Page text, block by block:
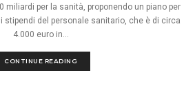
miliardi per la sanità, proponendo un piano per
stipendi del personale sanitario, che è di circa
4.000 euro in...
CONTINUE READING